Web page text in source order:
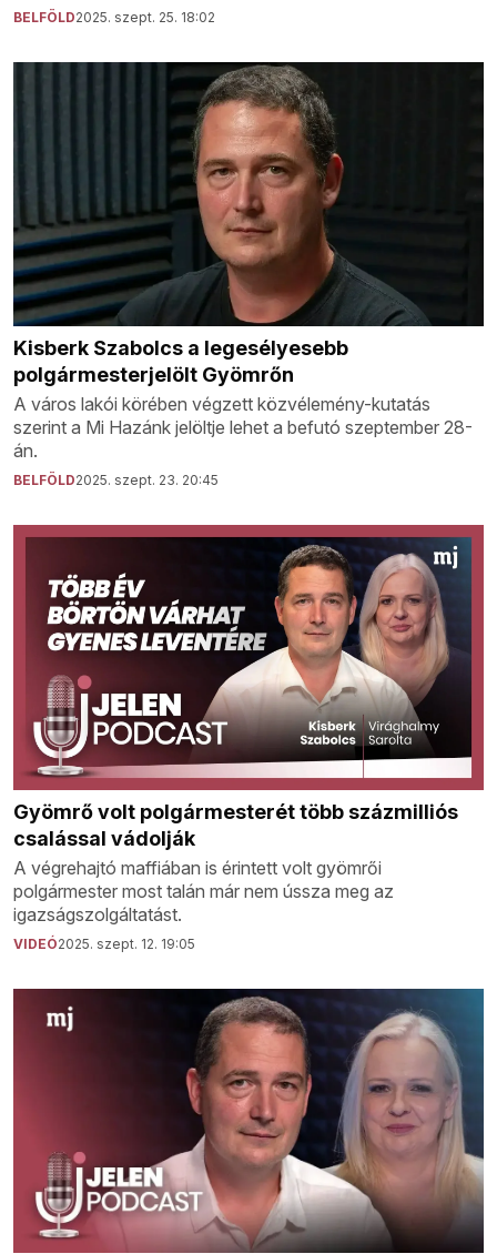
BELFÖLD2025. szept. 25. 18:02
Kisberk Szabolcs a legesélyesebb
polgármesterjelölt Gyömrőn
A város lakói körében végzett közvélemény-kutatás
szerint a Mi Hazánk jelöltje lehet a befutó szeptember 28-
án.
BELFÖLD2025. szept. 23. 20:45
Gyömrő volt polgármesterét több százmilliós
csalással vádolják
A végrehajtó maffiában is érintett volt gyömrői
polgármester most talán már nem ússza meg az
igazságszolgáltatást.
VIDEÓ2025. szept. 12. 19:05